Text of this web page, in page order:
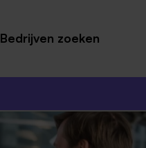
Bedrijven zoeken